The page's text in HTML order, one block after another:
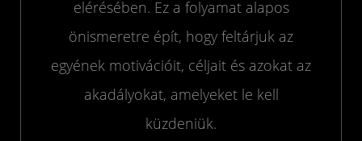
elérésében. Ez a folyamat alapos
önismeretre épít, hogy feltárjuk az
egyének motivációit, céljait és azokat az
akadályokat, amelyeket le kell
küzdeniük.